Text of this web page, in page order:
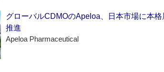
グローバルCDMOのApeloa、日本市場に本
推進
Apeloa Pharmaceutical